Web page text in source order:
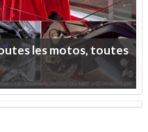
lesmotos,toutes